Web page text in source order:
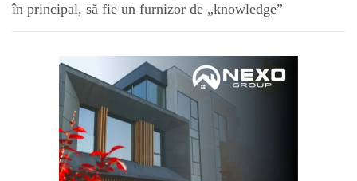
în principal, să fie un furnizor de „knowledge”